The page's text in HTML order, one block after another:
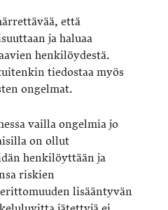
että
ja haluaa
henkilöydestä.
tiedostaa myös
ongelmat.
vailla ongelmia jo
on ollut
henkilöyttään ja
riskien
lisääntyvän